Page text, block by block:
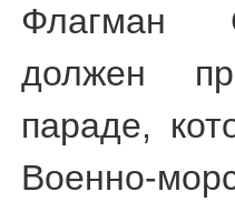
Флагман
должен
параде,
Военно-